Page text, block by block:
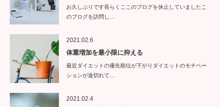
お久しぶりです長らくここのブログを休止していましたこ
のブログを訪問し…
2021.02.6
体重増加を最小限に抑える
最近ダイエットの優先順位が下がりダイエットのモチベー
ションが途切れて…
2021.02.4